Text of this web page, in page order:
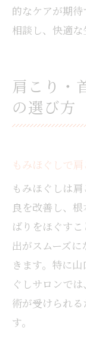
的なケアが期
相談し、快適な
肩こり・
の選び方
もみほぐしで
もみほぐしは
良を改善し、
ばりをほぐす
出がスムーズ
きます。特に
ぐしサロンで
術が受けられ
す。